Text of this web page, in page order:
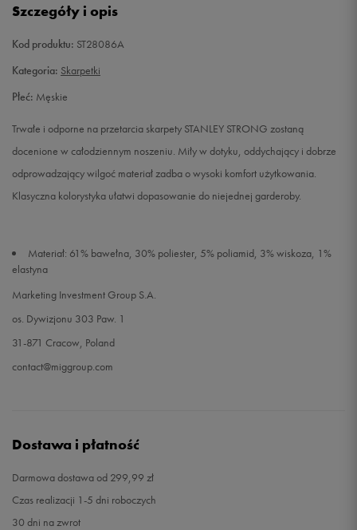
Szczegóły i opis
Kod produktu: ST28086A
Kategoria: Skarpetki
Płeć: Męskie
Trwałe i odporne na przetarcia skarpety STANLEY STRONG zostaną
docenione w całodziennym noszeniu. Miły w dotyku, oddychający i dobrze
odprowadzający wilgoć materiał zadba o wysoki komfort użytkowania.
Klasyczna kolorystyka ułatwi dopasowanie do niejednej garderoby.
Materiał: 61% bawełna, 30% poliester, 5% poliamid, 3% wiskoza, 1%
elastyna
Marketing Investment Group S.A.
os. Dywizjonu 303 Paw. 1
31-871 Cracow, Poland
contact@miggroup.com
Dostawa i płatność
Darmowa dostawa od 299,99 zł
Czas realizacji 1-5 dni roboczych
30 dni na zwrot